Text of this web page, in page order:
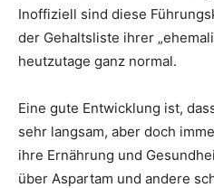
Inoffiziell sind diese
der Gehaltsliste ihrer
heutzutage ganz normal.
Eine gute Entwicklung ist,
sehr langsam, aber doch
ihre Ernährung und
über Aspartam und andere